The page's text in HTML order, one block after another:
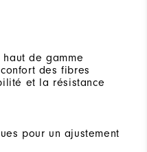
de gamme
des fibres
et la résistance
pour un ajustement